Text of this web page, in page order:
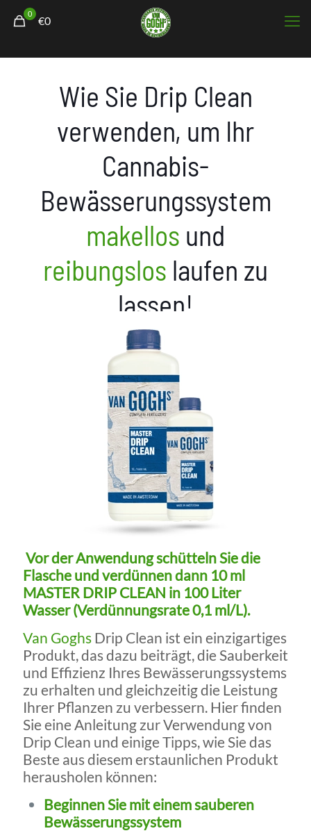
0
€0
Wie Sie Drip Clean
verwenden, um Ihr
Cannabis-
Bewässerungssystem
makellos und
reibungslos laufen zu
lassen!
Vor der Anwendung schütteln Sie die
Flasche und verdünnen dann 10 ml
MASTER DRIP CLEAN in 100 Liter
Wasser (Verdünnungsrate 0,1 ml/L).
Van Goghs Drip Clean ist ein einzigartiges
Produkt, das dazu beiträgt, die Sauberkeit
und Effizienz Ihres Bewässerungssystems
zu erhalten und gleichzeitig die Leistung
Ihrer Pflanzen zu verbessern. Hier finden
Sie eine Anleitung zur Verwendung von
Drip Clean und einige Tipps, wie Sie das
Beste aus diesem erstaunlichen Produkt
herausholen können:
Beginnen Sie mit einem sauberen
Bewässerungssystem